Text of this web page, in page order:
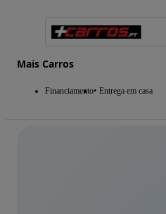
Mais Carros
Financiamento Entrega em casa